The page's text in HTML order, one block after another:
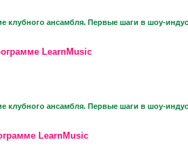
клубного ансамбля. Первые шаги в шоу-
LearnMusic
клубного ансамбля. Первые шаги в шоу-
LearnMusic